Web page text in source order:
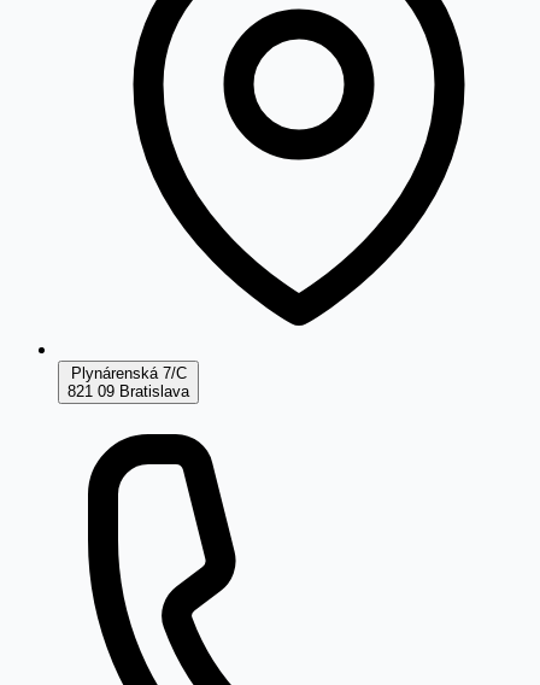
Plynárenská 7/C
821 09 Bratislava